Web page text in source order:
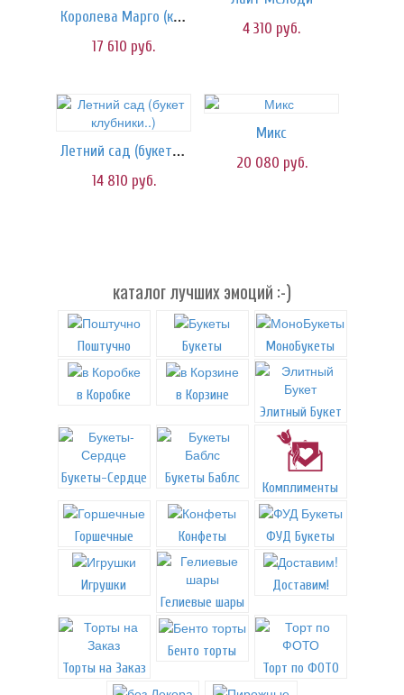
Королева Марго (клубника)
17 610 руб.
4 310 руб.
Летний сад (букет клубники..)
14 810 руб.
Микс
20 080 руб.
каталог лучших эмоций :-)
Поштучно Букеты МоноБукеты
в Коробке
в Корзине
Элитный Букет
Букеты-Сердце Букеты Баблс
Комплименты
Горшечные Конфеты ФУД Букеты
Игрушки
Гелиевые шары
Доставим!
Торты на Заказ
Бенто торты
Торт по ФОТО